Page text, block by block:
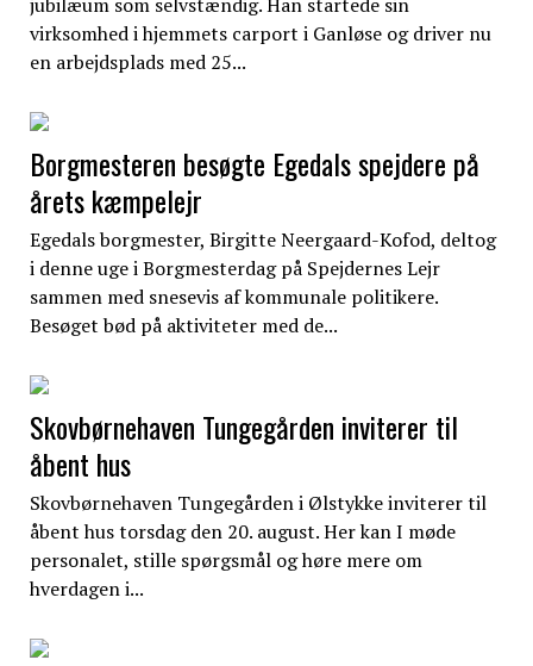
virksomhed i hjemmets carport i Ganløse og driver nu
en arbejdsplads med 25...
Borgmesteren besøgte Egedals spejdere på
årets kæmpelejr
Egedals borgmester, Birgitte Neergaard-Kofod, deltog
i denne uge i Borgmesterdag på Spejdernes Lejr
sammen med snesevis af kommunale politikere.
Besøget bød på aktiviteter med de...
Skovbørnehaven Tungegården inviterer til
åbent hus
Skovbørnehaven Tungegården i Ølstykke inviterer til
åbent hus torsdag den 20. august. Her kan I møde
personalet, stille spørgsmål og høre mere om
hverdagen i...